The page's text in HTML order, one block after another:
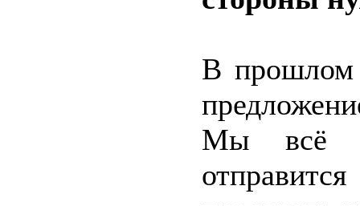
В прошлом
Мы всё